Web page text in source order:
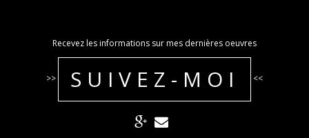
Recevez les informations sur mes dernières oeuvres
>> SUIVEZ-MOI <<